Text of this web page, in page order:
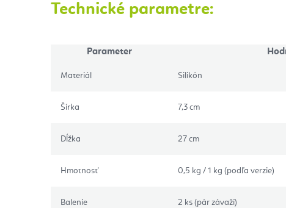
Technické parametre:
Parameter
Materiál Silikón
Šírka 7,3 cm
Dĺžka 27 cm
Hmotnosť 0,5 kg / 1 kg (podľa verzie)
Balenie 2 ks (pár závaží)